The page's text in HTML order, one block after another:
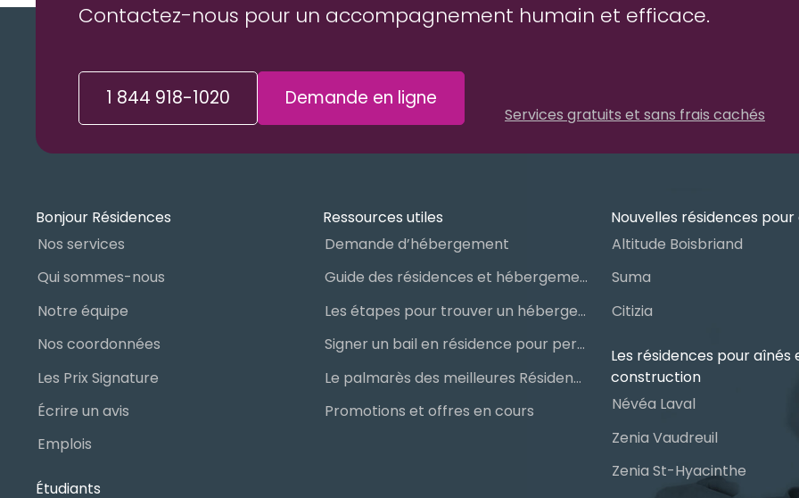
Contactez-nous pour un accompagnement humain et efficace.
1 844 918-1020 Demande en ligne
Services gratuits et sans frais cachés
Bonjour Résidences
Nos services
Qui sommes-nous
Notre équipe
Nos coordonnées
Les Prix Signature
Écrire un avis
Emplois
Étudiants
Ressources utiles
Demande d’hébergement
Guide des résidences et hébergements pour aînés
Les étapes pour trouver un hébergement public ou privé
Signer un bail en résidence pour personnes âgées (RPA) : ce qu’il faut savoir
Le palmarès des meilleures Résidences Privées pour Aînés (RPA)
Promotions et offres en cours
Nouvelles résidences pour
Altitude Boisbriand
Suma
Citizia
Les résidences pour aînés
construction
Névéa Laval
Zenia Vaudreuil
Zenia St-Hyacinthe